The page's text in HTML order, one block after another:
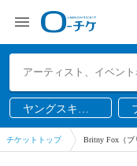
ヤングスキニ
ー
チケットトップ Britny Fox（ブ